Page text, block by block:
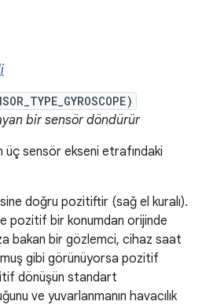
bir sensör döndürür
üç sensör ekseni etrafındaki
doğru pozitiftir (sağ el kuralı).
pozitif bir konumdan orijinde
bakan bir gözlemci, cihaz saat
gibi görünüyorsa pozitif
dönüşün standart
ve yuvarlanmanın havacılık